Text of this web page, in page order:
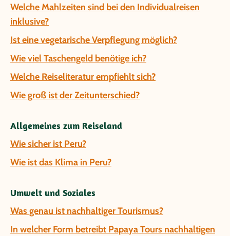
Welche Mahlzeiten sind bei den Individualreisen
inklusive?
Ist eine vegetarische Verpflegung möglich?
Wie viel Taschengeld benötige ich?
Welche Reiseliteratur empfiehlt sich?
Wie groß ist der Zeitunterschied?
Allgemeines zum Reiseland
Wie sicher ist Peru?
Wie ist das Klima in Peru?
Umwelt und Soziales
Was genau ist nachhaltiger Tourismus?
In welcher Form betreibt Papaya Tours nachhaltigen